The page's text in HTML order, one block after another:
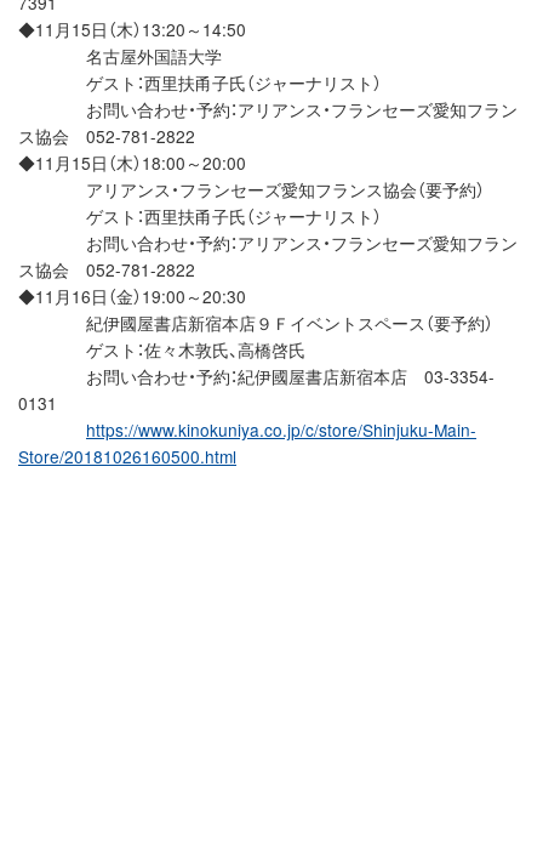
◆11月15日（木）13:20～14:50
名古屋外国語大学
ゲスト：西里扶甬子氏（ジャーナリスト）
お問い合わせ・予約：アリアンス・フランセーズ愛知フラン
ス協会 052-781-2822
◆11月15日（木）18:00～20:00
アリアンス・フランセーズ愛知フランス協会（要予約）
ゲスト：西里扶甬子氏（ジャーナリスト）
お問い合わせ・予約：アリアンス・フランセーズ愛知フラン
ス協会 052-781-2822
◆11月16日（金）19:00～20:30
紀伊國屋書店新宿本店９Ｆイベントスペース（要予約）
ゲスト：佐々木敦氏、高橋啓氏
お問い合わせ・予約：紀伊國屋書店新宿本店 03-3354-
0131
https://www.kinokuniya.co.jp/c/store/Shinjuku-Main-
Store/20181026160500.html